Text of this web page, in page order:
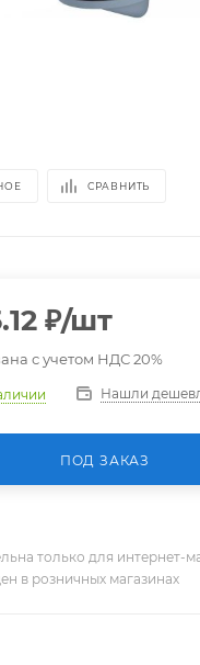
СРАВНИТЬ
₽/шт
с учетом НДС 20%
Нашли
ПОД ЗАКАЗ
только для интернет-
в розничных магазинах